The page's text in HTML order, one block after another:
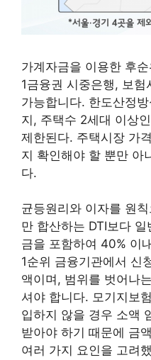
가계자금을 이용한 후
1금융권 시중은행, 보
가능합니다. 한도산정
지, 주택수 2세대 이상
제한된다. 주택시장 가
지 확인해야 할 뿐만 아
다.
균등원리와 이자를 원
만 합산하는 DTI보다
금을 포함하여 40% 이
1순위 금융기관에서 신
액이며, 범위를 벗어나
셔야 합니다. 모기지보
입하지 않을 경우 소액
받아야 하기 때문에 금
여러 가지 요인을 고려